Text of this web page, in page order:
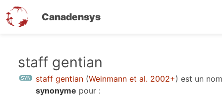
Canadensys
contenu
staff gentian
staff gentian (Weinmann et al. 2002+) est un
synonyme pour :